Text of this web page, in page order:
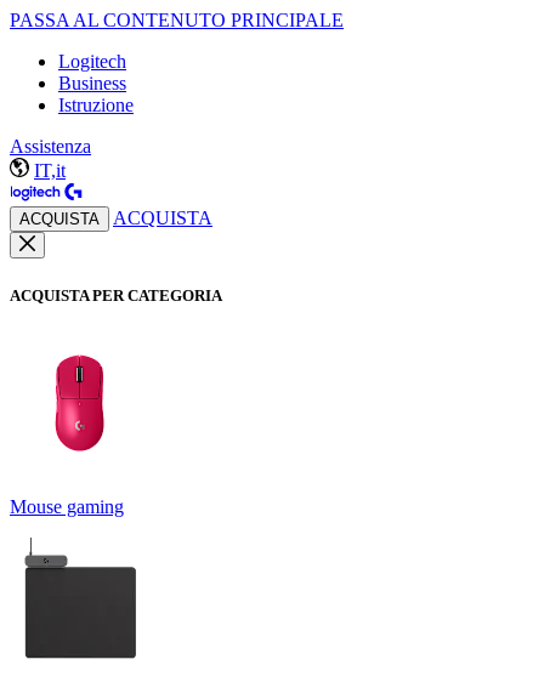
PASSA AL CONTENUTO PRINCIPALE
Logitech
Business
Istruzione
Assistenza
IT,it
ACQUISTA ACQUISTA
ACQUISTA PER CATEGORIA
Mouse gaming